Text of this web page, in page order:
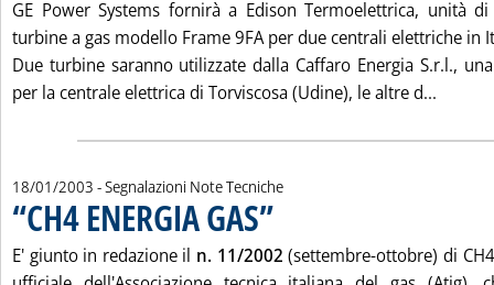
GE Power Systems fornirà a Edison Termoelettrica, unità
turbine a gas modello Frame 9FA per due centrali elettriche in
Due turbine saranno utilizzate dalla Caffaro Energia S.r.l.,
per la centrale elettrica di Torviscosa (Udine), le altre d...
18/01/2003 - Segnalazioni Note Tecniche
“CH4 ENERGIA GAS”. Pubblicata sabato 18 gennaio 2003 alle
E' giunto in redazione il n. 11/2002 (settembre-ottobre) di